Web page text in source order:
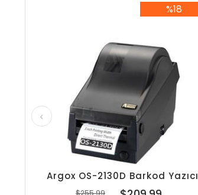
Argox OS-2130D Barkod Yazıcı
$255.99
%18